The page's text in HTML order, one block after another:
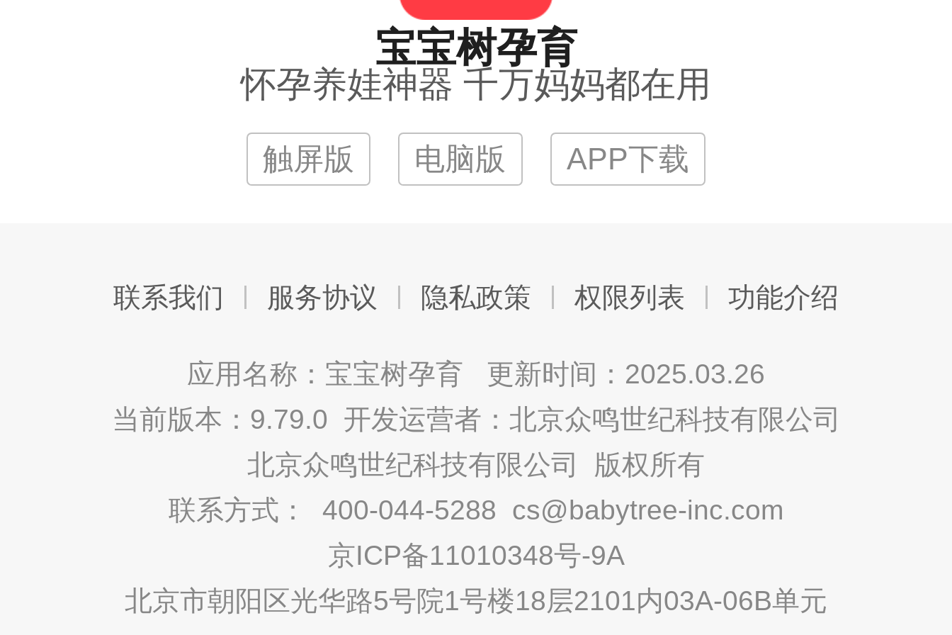
宝宝树孕育
怀孕养娃神器 千万妈妈都在用
触屏版 电脑版 APP下载
联系我们 服务协议 隐私政策 权限列表 功能介绍
应用名称：宝宝树孕育 更新时间：2025.03.26
当前版本：9.79.0 开发运营者：北京众鸣世纪科技有限公司
北京众鸣世纪科技有限公司 版权所有
联系方式： 400-044-5288 cs@babytree-inc.com
京ICP备11010348号-9A
北京市朝阳区光华路5号院1号楼18层2101内03A-06B单元